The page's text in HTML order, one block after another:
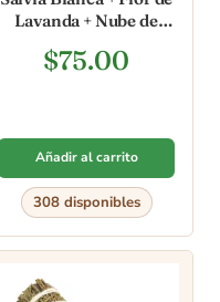
Lavanda + Nube de
$75.00
Añadir al carrito
308 disponibles